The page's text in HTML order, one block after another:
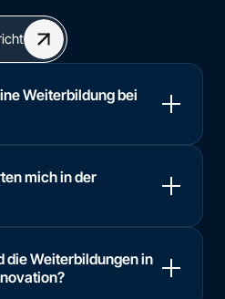
Weiterbildung bei
mich in der
die Weiterbildungen in